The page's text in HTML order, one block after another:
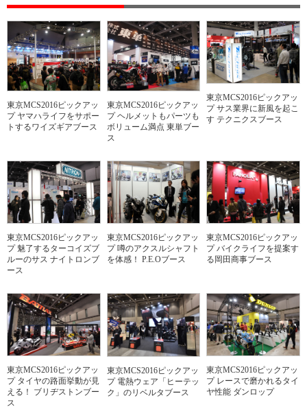
東京MCS2016ピックアッ
プ ヤマハライフをサポー
トするワイズギアブース
東京MCS2016ピックアッ
プ ヘルメットもパーツも
ボリューム満点 東単ブー
ス
東京MCS2016ピックアッ
プ サス業界に新風を起こ
す テクニクスブース
東京MCS2016ピックアッ
プ 魅了するターコイズブ
ルーのサス ナイトロンブ
ース
東京MCS2016ピックアッ
プ 噂のアクスルシャフト
を体感！ P.E.Oブース
東京MCS2016ピックアッ
プ バイクライフを提案す
る岡田商事ブース
東京MCS2016ピックアッ
プ タイヤの路面挙動が見
える！ ブリヂストンブー
ス
東京MCS2016ピックアッ
プ 電熱ウェア「ヒーテッ
ク」のリベルタブース
東京MCS2016ピックアッ
プ レースで磨かれるタイ
ヤ性能 ダンロップ